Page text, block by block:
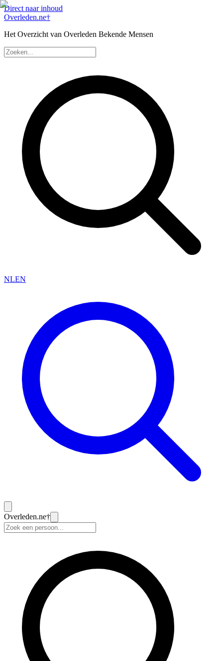
Direct naar inhoud
Overleden.ne†
Het Overzicht van Overleden Bekende Mensen
NLEN
Overleden.ne†